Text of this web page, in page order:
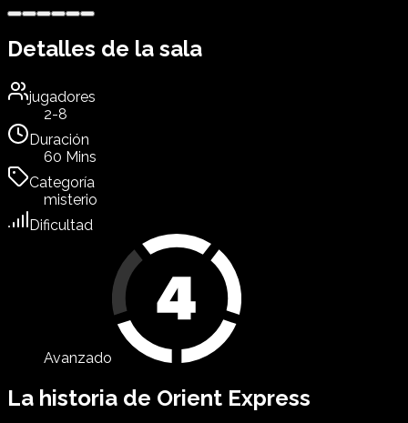
Detalles de la sala
jugadores
2-8
Duración
60 Mins
Categoría
misterio
Dificultad
Avanzado
La historia de Orient Express